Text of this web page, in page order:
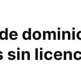
sin